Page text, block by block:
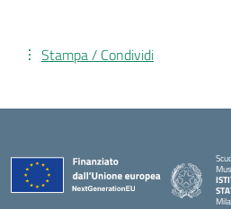
Stampa / Condividi